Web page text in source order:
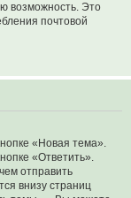
возможность. Это
почтовой
«Новая тема».
«Ответить».
отправить
внизу страниц